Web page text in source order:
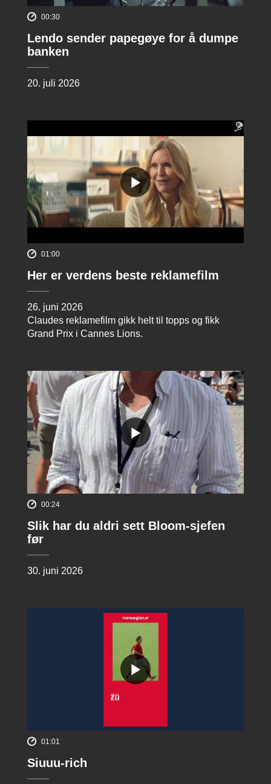
00:30
Lendo sender papegøye for å dumpe
banken
20. juli 2026
01:00
Her er verdens beste reklamefilm
26. juni 2026
Claudes reklamefilm gikk helt til topps og fikk
Grand Prix i Cannes Lions.
00:24
Slik har du aldri sett Bloom-sjefen
før
30. juni 2026
01:01
Siuuu-rich